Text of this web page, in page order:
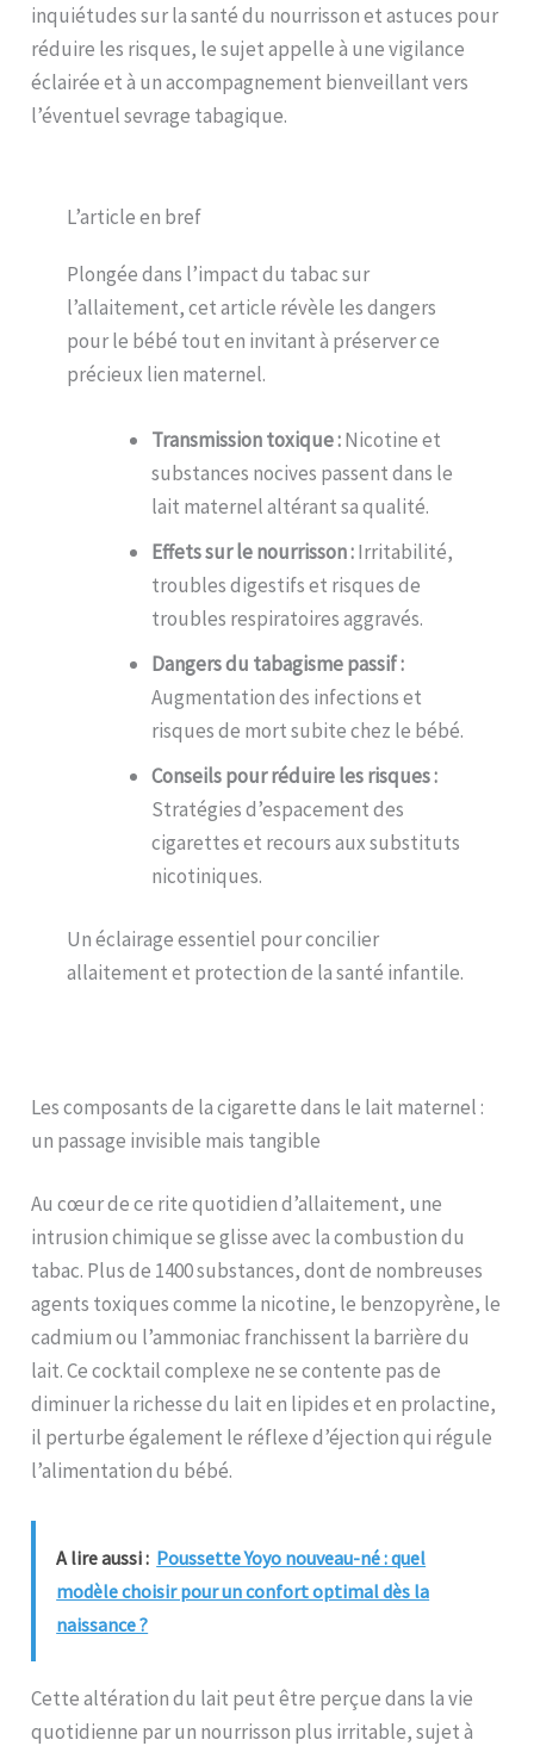
inquiétudes sur la santé du nourrisson et astuces pour
réduire les risques, le sujet appelle à une vigilance
éclairée et à un accompagnement bienveillant vers
l’éventuel sevrage tabagique.
L’article en bref
Plongée dans l’impact du tabac sur
l’allaitement, cet article révèle les dangers
pour le bébé tout en invitant à préserver ce
précieux lien maternel.
Transmission toxique :Nicotine et
substances nocives passent dans le
lait maternel altérant sa qualité.
Effets sur le nourrisson :Irritabilité,
troubles digestifs et risques de
troubles respiratoires aggravés.
Dangers du tabagisme passif :
Augmentation des infections et
risques de mort subite chez le bébé.
Conseils pour réduire les risques :
Stratégies d’espacement des
cigarettes et recours aux substituts
nicotiniques.
Un éclairage essentiel pour concilier
allaitement et protection de la santé infantile.
Les composants de la cigarette dans le lait maternel :
un passage invisible mais tangible
Au cœur de ce rite quotidien d’allaitement, une
intrusion chimique se glisse avec la combustion du
tabac. Plus de 1400 substances, dont de nombreuses
agents toxiques comme la nicotine, le benzopyrène, le
cadmium ou l’ammoniac franchissent la barrière du
lait. Ce cocktail complexe ne se contente pas de
diminuer la richesse du lait en lipides et en prolactine,
il perturbe également le réflexe d’éjection qui régule
l’alimentation du bébé.
A lire aussi : Poussette Yoyo nouveau-né : quel
modèle choisir pour un confort optimal dès la
naissance ?
Cette altération du lait peut être perçue dans la vie
quotidienne par un nourrisson plus irritable, sujet à